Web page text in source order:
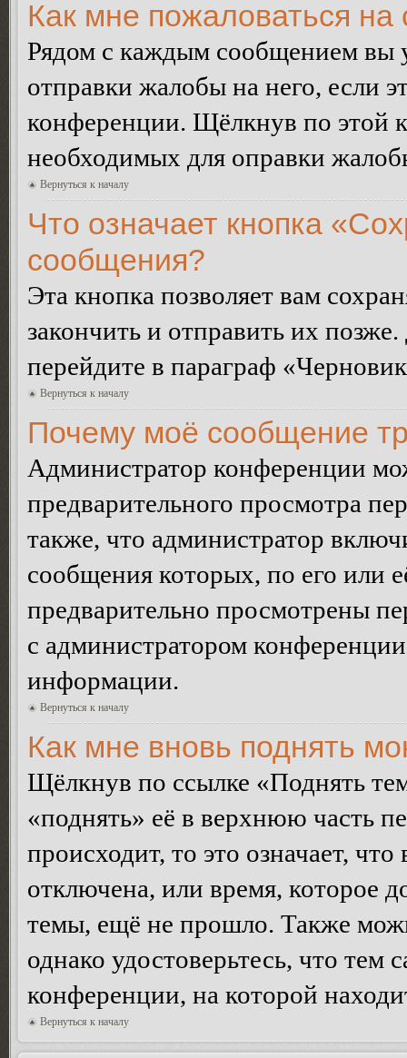
Как мне пожаловаться
Рядом с каждым сообщением вы
отправки жалобы на него, если
конференции. Щёлкнув по этой
необходимых для оправки
Вернуться к началу
Что означает кнопка
сообщения?
Эта кнопка позволяет вам
закончить и отправить их
перейдите в параграф
Вернуться к началу
Почему моё сообщение
Администратор конференции
предварительного просмотра
также, что администратор
сообщения которых, по его или
предварительно просмотрены
с администратором
информации.
Вернуться к началу
Как мне вновь поднять
Щёлкнув по ссылке «Поднять
«поднять» её в верхнюю часть
происходит, то это означает,
отключена, или время, которое
темы, ещё не прошло. Также
однако удостоверьтесь, что
конференции, на которой
Вернуться к началу